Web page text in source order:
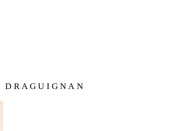
DRAGUIGNAN